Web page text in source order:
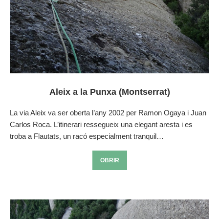
Aleix a la Punxa (Montserrat)
La via Aleix va ser oberta l’any 2002 per Ramon Ogaya i Juan
Carlos Roca. L’itinerari ressegueix una elegant aresta i es
troba a Flautats, un racó especialment tranquil…
OBRIR